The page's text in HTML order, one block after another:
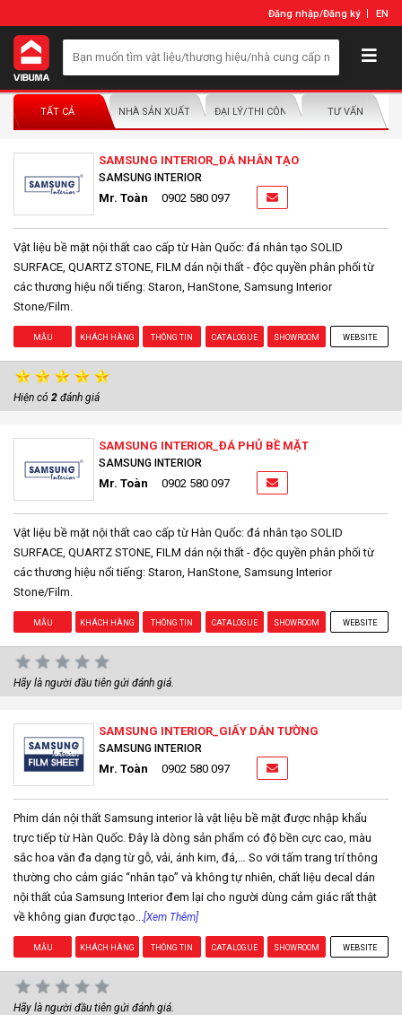
Đăng nhập/Đăng ký EN
TẤT CẢ NHÀ SẢN XUẤT/NHÀ PHÂN PHỐIĐẠI LÝ/THI CÔNG LẮP ĐẶTTƯ VẤN
SAMSUNG INTERIOR_ĐÁ NHÂN TẠO
SAMSUNG INTERIOR
Mr. Toàn 0902 580 097
Vật liệu bề mặt nội thất cao cấp từ Hàn Quốc: đá nhân tạo SOLID
SURFACE, QUARTZ STONE, FILM dán nội thất - độc quyền phân phối từ
các thương hiệu nổi tiếng: Staron, HanStone, Samsung Interior
Stone/Film.
MẪU KHÁCH HÀNG THÔNG TIN CATALOGUE SHOWROOM WEBSITE
Hiện có 2 đánh giá
SAMSUNG INTERIOR_ĐÁ PHỦ BỀ MẶT
SAMSUNG INTERIOR
Mr. Toàn 0902 580 097
Vật liệu bề mặt nội thất cao cấp từ Hàn Quốc: đá nhân tạo SOLID
SURFACE, QUARTZ STONE, FILM dán nội thất - độc quyền phân phối từ
các thương hiệu nổi tiếng: Staron, HanStone, Samsung Interior
Stone/Film.
MẪU KHÁCH HÀNG THÔNG TIN CATALOGUE SHOWROOM WEBSITE
Hãy là người đầu tiên gửi đánh giá.
SAMSUNG INTERIOR_GIẤY DÁN TƯỜNG
SAMSUNG INTERIOR
Mr. Toàn 0902 580 097
Phim dán nội thất Samsung interior là vật liệu bề mặt được nhập khẩu
trực tiếp từ Hàn Quốc. Đây là dòng sản phẩm có độ bền cực cao, màu
sắc hoa văn đa dạng từ gỗ, vải, ánh kim, đá,… So với tấm trang trí thông
thường cho cảm giác “nhân tạo” và không tự nhiên, chất liệu decal dán
nội thất của Samsung Interior đem lại cho người dùng cảm giác rất thật
về không gian được tạo... [Xem Thêm]
MẪU KHÁCH HÀNG THÔNG TIN CATALOGUE SHOWROOM WEBSITE
Hãy là người đầu tiên gửi đánh giá.